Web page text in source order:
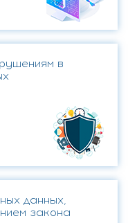
в
данных,
закона